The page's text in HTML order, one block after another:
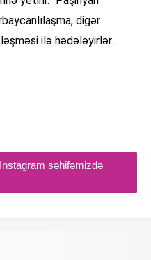
digər
ilə hədələyirlər.
səhifəmizdə